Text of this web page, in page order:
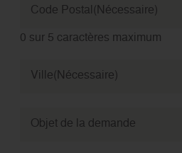
0 sur 5 caractères maximum
Code Postal(Nécessaire)
Ville(Nécessaire)
Objet de la demande